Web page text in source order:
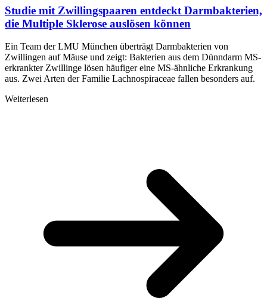
Studie mit Zwillingspaaren entdeckt Darmbakterien,
die Multiple Sklerose auslösen können
Ein Team der LMU München überträgt Darmbakterien von
Zwillingen auf Mäuse und zeigt: Bakterien aus dem Dünndarm MS-
erkrankter Zwillinge lösen häufiger eine MS-ähnliche Erkrankung
aus. Zwei Arten der Familie Lachnospiraceae fallen besonders auf.
Weiterlesen